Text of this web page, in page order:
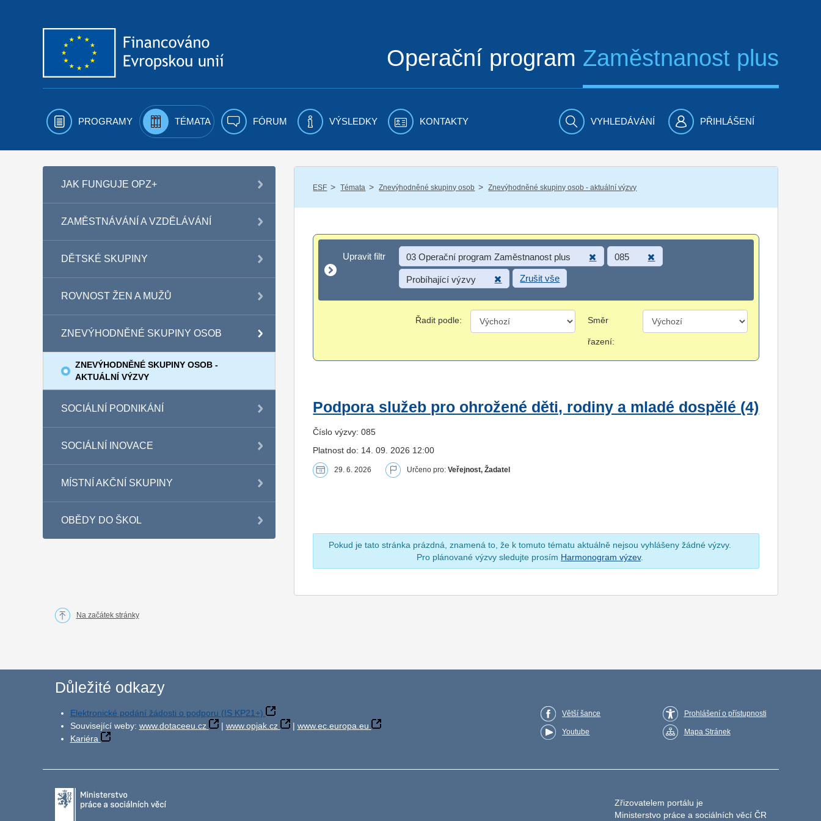
Operační program Zaměstnanost plus
PROGRAMY TÉMATA FÓRUM VÝSLEDKY KONTAKTY VYHLEDÁVÁNÍ PŘIHLÁŠENÍ
JAK FUNGUJE OPZ+
ZAMĚSTNÁVÁNÍ A VZDĚLÁVÁNÍ
DĚTSKÉ SKUPINY
ROVNOST ŽEN A MUŽŮ
ZNEVÝHODNĚNÉ SKUPINY OSOB
ZNEVÝHODNĚNÉ SKUPINY OSOB -
AKTUÁLNÍ VÝZVY
SOCIÁLNÍ PODNIKÁNÍ
SOCIÁLNÍ INOVACE
MÍSTNÍ AKČNÍ SKUPINY
OBĚDY DO ŠKOL
ESF / Témata / Znevýhodněné skupiny osob / Znevýhodněné skupiny osob - aktuální výzvy
Upravit filtr
Upravit filtr 03 Operační program Zaměstnanost plus 085
Probíhající výzvy Zrušit vše
Řadit podle: Směr
řazení:
Podpora služeb pro ohrožené děti, rodiny a mladé dospělé (4)
Číslo výzvy: 085
Platnost do: 14. 09. 2026 12:00
29. 6. 2026 Určeno pro:Veřejnost, Žadatel
Pokud je tato stránka prázdná, znamená to, že k tomuto tématu aktuálně nejsou vyhlášeny žádné výzvy.
Pro plánované výzvy sledujte prosím Harmonogram výzev.
Na začátek stránky
Důležité odkazy
Elektronické podání žádosti o podporu (IS KP21+)
Související weby: www.dotaceeu.cz | www.opjak.cz | www.ec.europa.eu
Kariéra
Větší šance
Youtube
Prohlášení o přístupnosti
Mapa Stránek
Zřizovatelem portálu je
Ministerstvo práce a sociálních věcí ČR